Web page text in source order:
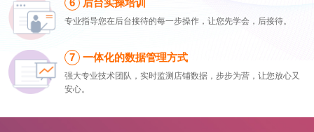
后台实操培训
专业指导您在后台接待的每一步操作，让您先学会，后接待。
一体化的数据管理方式
强大专业技术团队，实时监测店铺数据，步步为营，让您放心又
安心。